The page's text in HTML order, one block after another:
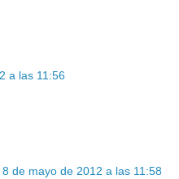
a las 11:56
8 de mayo de 2012 a las 11:58